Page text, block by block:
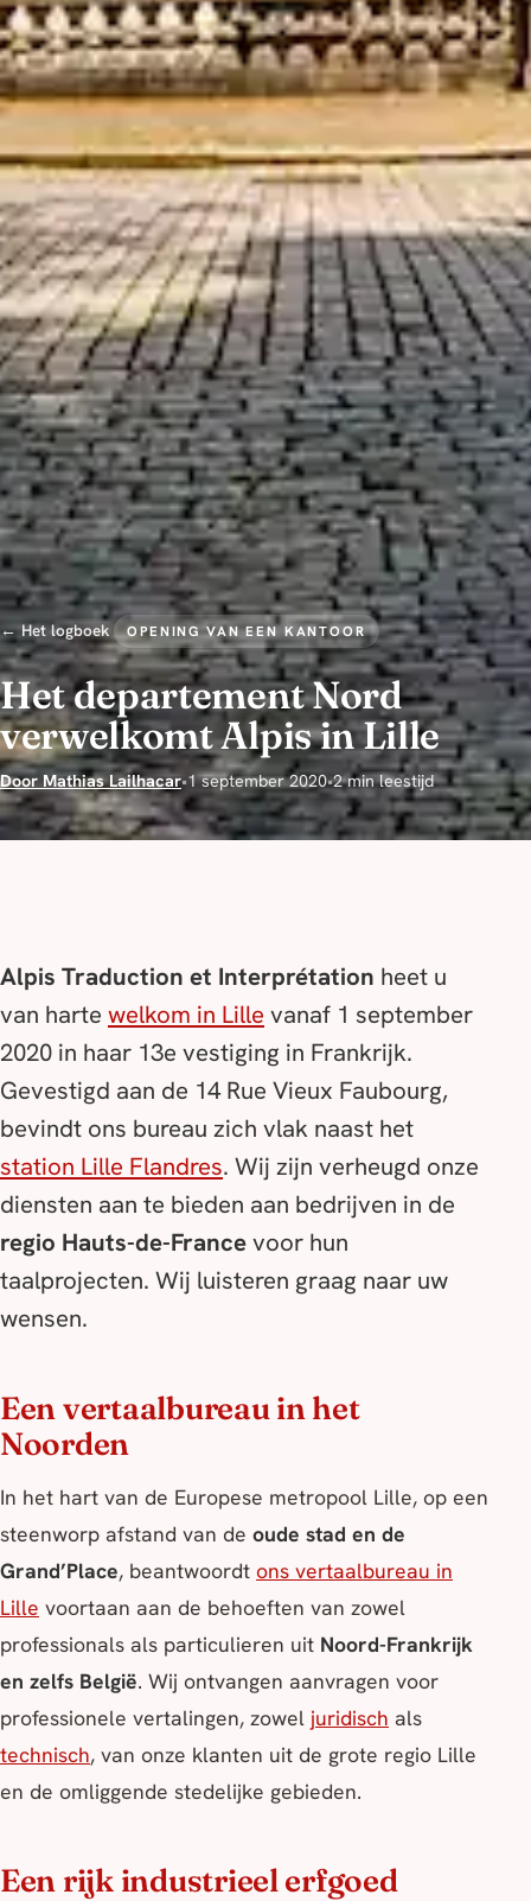
← Het logboek OPENING VAN EEN KANTOOR
Het departement Nord
verwelkomt Alpis in Lille
Door Mathias Lailhacar•1 september 2020•2 min leestijd
Alpis Traduction et Interprétation heet u
van harte welkom in Lille vanaf 1 september
2020 in haar 13e vestiging in Frankrijk.
Gevestigd aan de 14 Rue Vieux Faubourg,
bevindt ons bureau zich vlak naast het
station Lille Flandres. Wij zijn verheugd onze
diensten aan te bieden aan bedrijven in de
regio Hauts-de-Francevoor hun
taalprojecten. Wij luisteren graag naar uw
wensen.
Een vertaalbureau in het
Noorden
In het hart van de Europese metropool Lille, op een
steenworp afstand van de oude stad en de
Grand’Place, beantwoordt ons vertaalbureau in
Lille voortaan aan de behoeften van zowel
professionals als particulieren uit Noord-Frankrijk
en zelfs België. Wij ontvangen aanvragen voor
professionele vertalingen, zowel juridisch als
technisch, van onze klanten uit de grote regio Lille
en de omliggende stedelijke gebieden.
Een rijk industrieel erfgoed